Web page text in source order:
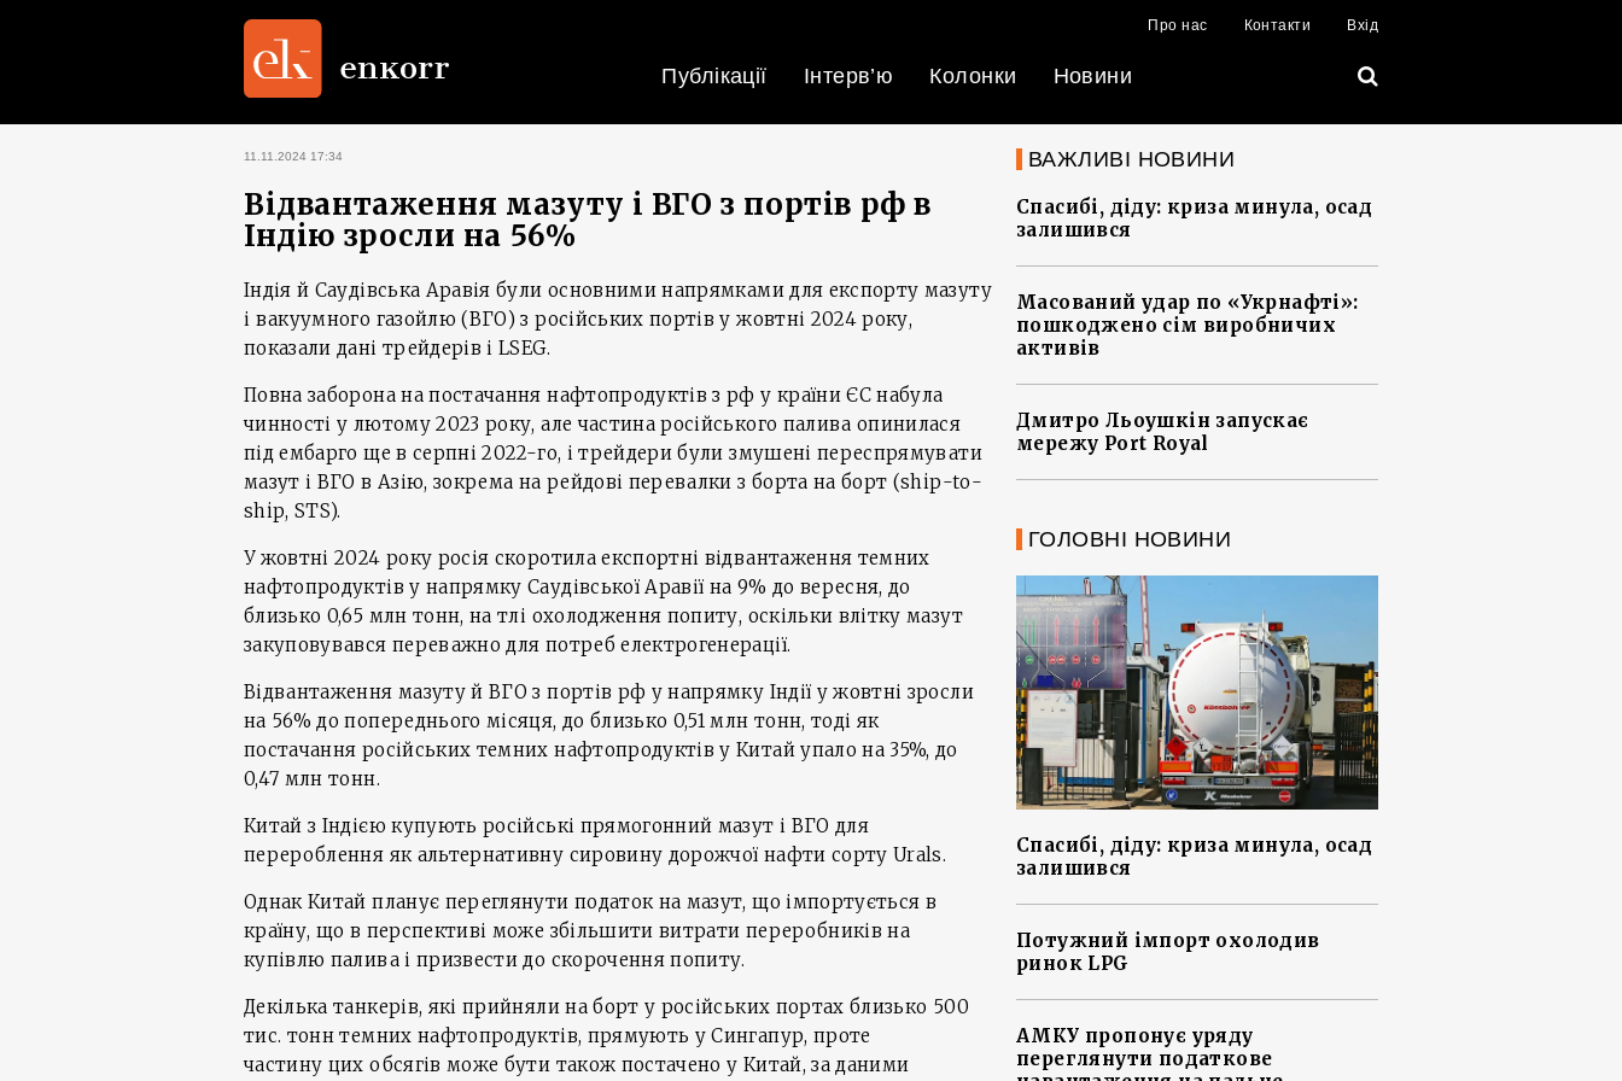
Про нас Контакти Вхід
Публікації Інтерв’ю Колонки Новини
11.11.2024 17:34
Відвантаження мазуту і ВГО з портів рф в
Індію зросли на 56%
Індія й Саудівська Аравія були основними напрямками для експорту мазуту
і вакуумного газойлю (ВГО) з російських портів у жовтні 2024 року,
показали дані трейдерів і LSEG.
Повна заборона на постачання нафтопродуктів з рф у країни ЄС набула
чинності у лютому 2023 року, але частина російського палива опинилася
під ембарго ще в серпні 2022-го, і трейдери були змушені переспрямувати
мазут і ВГО в Азію, зокрема на рейдові перевалки з борта на борт (ship-to-
ship, STS).
У жовтні 2024 року росія скоротила експортні відвантаження темних
нафтопродуктів у напрямку Саудівської Аравії на 9% до вересня, до
близько 0,65 млн тонн, на тлі охолодження попиту, оскільки влітку мазут
закуповувався переважно для потреб електрогенерації.
Відвантаження мазуту й ВГО з портів рф у напрямку Індії у жовтні зросли
на 56% до попереднього місяця, до близько 0,51 млн тонн, тоді як
постачання російських темних нафтопродуктів у Китай упало на 35%, до
0,47 млн тонн.
Китай з Індією купують російські прямогонний мазут і ВГО для
перероблення як альтернативну сировину дорожчої нафти сорту Urals.
Однак Китай планує переглянути податок на мазут, що імпортується в
країну, що в перспективі може збільшити витрати переробників на
купівлю палива і призвести до скорочення попиту.
Декілька танкерів, які прийняли на борт у російських портах близько 500
тис. тонн темних нафтопродуктів, прямують у Сингапур, проте
частину цих обсягів може бути також постачено у Китай, за даними
ВАЖЛИВІ НОВИНИ
Спасибі, діду: криза минула, осад
залишився
Масований удар по «Укрнафті»:
пошкоджено сім виробничих
активів
Дмитро Льоушкін запускає
мережу Port Royal
ГОЛОВНІ НОВИНИ
Спасибі, діду: криза минула, осад
залишився
Потужний імпорт охолодив
ринок LPG
АМКУ пропонує уряду
переглянути податкове